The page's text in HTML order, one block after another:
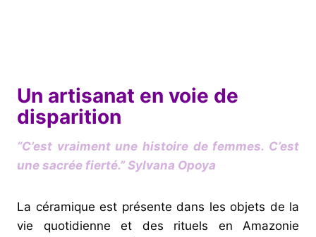
Un artisanat en voie de
disparition
“C’est vraiment une histoire de femmes. C’est
une sacrée fierté.” Sylvana Opoya
La céramique est présente dans les objets de la
vie quotidienne et des rituels en Amazonie